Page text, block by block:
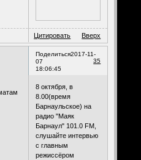
Цитировать Вверх
Поделиться
35
2017-11-
07
18:06:45
8 октября, в
8.00(время
Барнаульское) на
радио "Маяк
Барнаул" 101.0 FM,
слушайте интервью
с главным
режиссёром